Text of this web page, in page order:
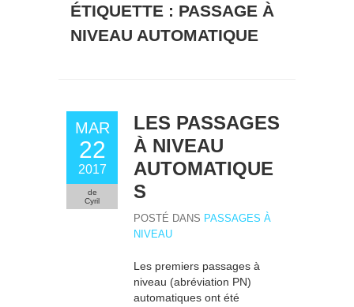
ÉTIQUETTE : PASSAGE À
NIVEAU AUTOMATIQUE
MAR
22
2017
de
Cyril
LES PASSAGES
À NIVEAU
AUTOMATIQUE
S
POSTÉ DANS PASSAGES À
NIVEAU
Les premiers passages à
niveau (abréviation PN)
automatiques ont été